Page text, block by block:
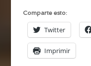
Comparte esto:
Twitter
Imprimir